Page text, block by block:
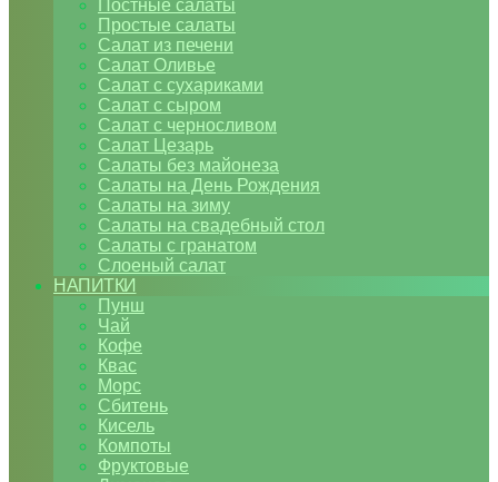
Постные салаты
Простые салаты
Салат из печени
Салат Оливье
Салат с сухариками
Салат с сыром
Салат с черносливом
Салат Цезарь
Салаты без майонеза
Салаты на День Рождения
Салаты на зиму
Салаты на свадебный стол
Салаты с гранатом
Слоеный салат
НАПИТКИ
Пунш
Чай
Кофе
Квас
Морс
Сбитень
Кисель
Компоты
Фруктовые